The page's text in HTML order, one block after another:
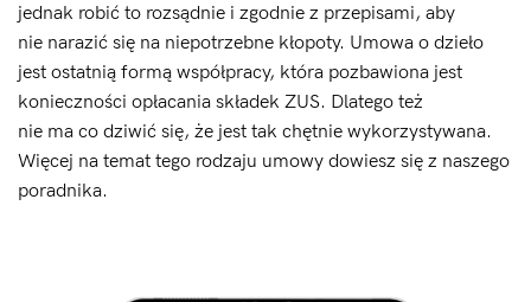
jednak robić to rozsądnie i zgodnie z przepisami, aby
nie narazić się na niepotrzebne kłopoty. Umowa o dzieło
jest ostatnią formą współpracy, która pozbawiona jest
konieczności opłacania składek ZUS. Dlatego też
nie ma co dziwić się, że jest tak chętnie wykorzystywana.
Więcej na temat tego rodzaju umowy dowiesz się z naszego
poradnika.